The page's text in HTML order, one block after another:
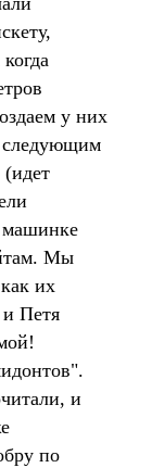
у них
следующим
Мы
их
и Петя
и
по